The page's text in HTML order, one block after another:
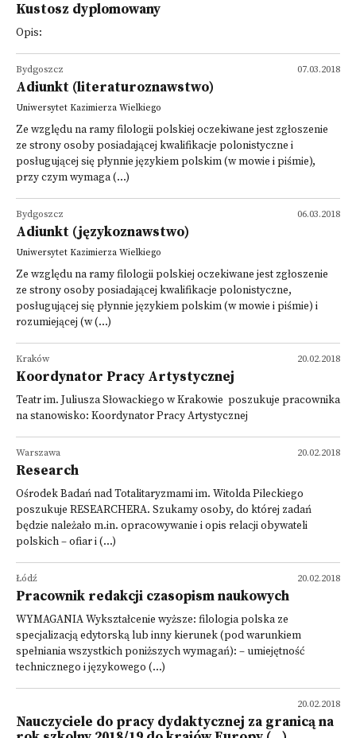
Kustosz dyplomowany
Opis:
07.03.2018
Bydgoszcz
Adiunkt (literaturoznawstwo)
Uniwersytet Kazimierza Wielkiego
Ze względu na ramy filologii polskiej oczekiwane jest zgłoszenie
ze strony osoby posiadającej kwalifikacje polonistyczne i
posługującej się płynnie językiem polskim (w mowie i piśmie),
przy czym wymaga (...)
06.03.2018
Bydgoszcz
Adiunkt (językoznawstwo)
Uniwersytet Kazimierza Wielkiego
Ze względu na ramy filologii polskiej oczekiwane jest zgłoszenie
ze strony osoby posiadającej kwalifikacje polonistyczne,
posługującej się płynnie językiem polskim (w mowie i piśmie) i
rozumiejącej (w (...)
20.02.2018
Kraków
Koordynator Pracy Artystycznej
Teatr im. Juliusza Słowackiego w Krakowie poszukuje pracownika
na stanowisko: Koordynator Pracy Artystycznej
20.02.2018
Warszawa
Research
Ośrodek Badań nad Totalitaryzmami im. Witolda Pileckiego
poszukuje RESEARCHERA. Szukamy osoby, do której zadań
będzie należało m.in. opracowywanie i opis relacji obywateli
polskich – ofiar i (...)
20.02.2018
Łódź
Pracownik redakcji czasopism naukowych
WYMAGANIA Wykształcenie wyższe: filologia polska ze
specjalizacją edytorską lub inny kierunek (pod warunkiem
spełniania wszystkich poniższych wymagań): – umiejętność
technicznego i językowego (...)
20.02.2018
Nauczyciele do pracy dydaktycznej za granicą na